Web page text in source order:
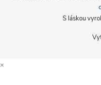
S láskou
×